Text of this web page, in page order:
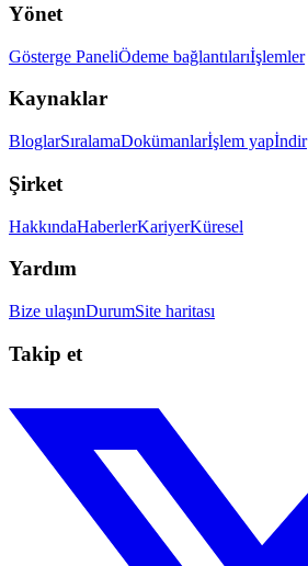
Yönet
Gösterge PaneliÖdeme bağlantılarıİşlemler
Kaynaklar
BloglarSıralamaDokümanlarİşlem yapİndir
Şirket
HakkındaHaberlerKariyerKüresel
Yardım
Bize ulaşınDurumSite haritası
Takip et